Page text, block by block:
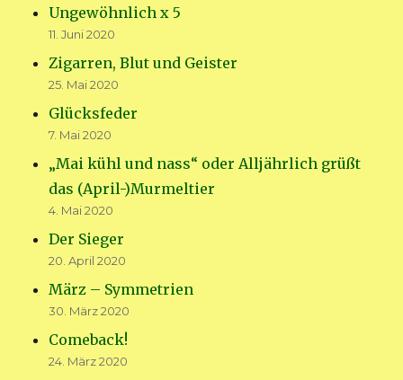
Ungewöhnlich x 5
11. Juni 2020
Zigarren, Blut und Geister
25. Mai 2020
Glücksfeder
7. Mai 2020
„Mai kühl und nass“ oder Alljährlich grüßt
das (April-)Murmeltier
4. Mai 2020
Der Sieger
20. April 2020
März – Symmetrien
30. März 2020
Comeback!
24. März 2020